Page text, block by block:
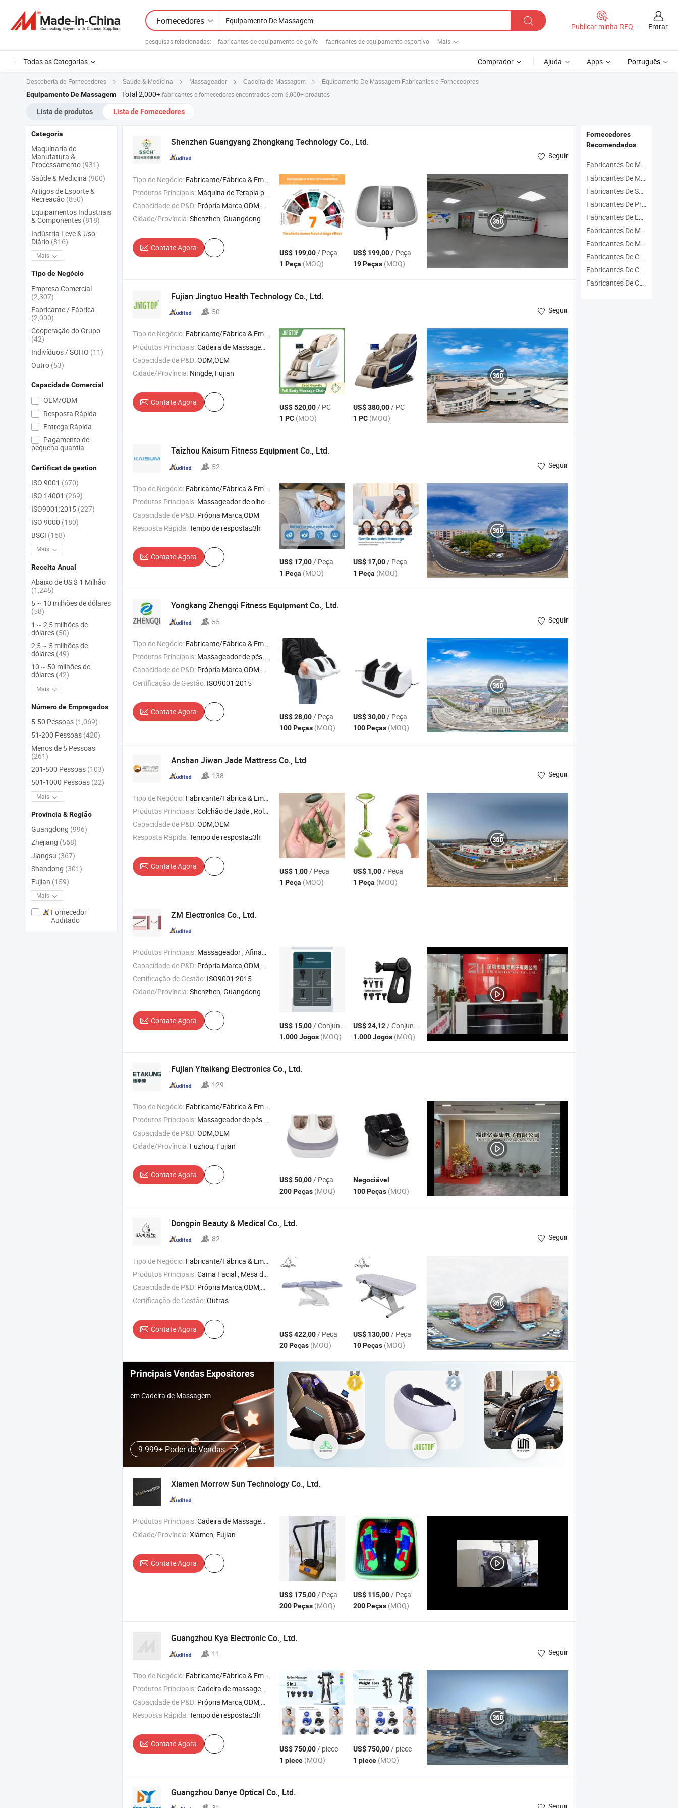
Fornecedores
pesquisas relacionadas: fabricantes de equipamento de golfe fabricantes de equipamento esportivo Mais
Publicar minha RFQ Entrar
Todas as Categorias Comprador Ajuda Apps Português
Descoberta de Fornecedores Saúde & Medicina Massageador Cadeira de Massagem Equipamento De Massagem Fabricantes e Fornecedores
Equipamento De Massagem Total 2,000+fabricantes e fornecedores encontrados com 6,000+ produtos
Lista de produtos Lista de Fornecedores
Shenzhen Guangyang Zhongkang Technology Co., Ltd.
Seguir
Tipo de Negócio: Fabricante/Fábrica & Empresa Comercial
Produtos Principais: Máquina de Terapia por Ultrassom , Capacete de Fotobiomodulação Cerebral , Cama de Terapia com Luz Vermelha , Relógio de Terapia a Laser , Painel de Terapia com Luz Vermelha
Capacidade de P&D: Própria Marca,ODM,OEM
Cidade/Província:Shenzhen, Guangdong
Contate Agora
US$ 199,00/ Peça
1 Peça (MOQ)
US$ 199,00/ Peça
19 Peças (MOQ)
Fujian Jingtuo Health Technology Co., Ltd.
50 Seguir
Tipo de Negócio: Fabricante/Fábrica & Empresa Comercial
Produtos Principais:Cadeira de Massagem , Cadeira de Balanço , Massageador de Pés , Xale de Amassamento , Massageador de Cabeça
Capacidade de P&D:ODM,OEM
Cidade/Província: Ningde, Fujian
Contate Agora
US$ 520,00/ PC
1 PC (MOQ)
US$ 380,00/ PC
1 PC (MOQ)
Taizhou Kaisum Fitness Equipment Co., Ltd.
52 Seguir
Tipo de Negócio: Fabricante/Fábrica & Empresa Comercial
Produtos Principais: Massageador de olhos , massageador de cabeça , massageador de pescoço
Capacidade de P&D: Própria Marca,ODM
Resposta Rápida:Tempo de resposta≤3h
Contate Agora
US$ 17,00/ Peça
1 Peça (MOQ)
US$ 17,00/ Peça
1 Peça (MOQ)
Yongkang Zhengqi Fitness Equipment Co., Ltd.
55 Seguir
Tipo de Negócio: Fabricante/Fábrica & Empresa Comercial
Produtos Principais: Massageador de pés , Massageador de pernas
Capacidade de P&D: Própria Marca,ODM,OEM
Certificação de Gestão: ISO9001:2015
Contate Agora
US$ 28,00/ Peça
100 Peças (MOQ)
US$ 30,00/ Peça
100 Peças (MOQ)
Anshan Jiwan Jade Mattress Co., Ltd
138 Seguir
Tipo de Negócio: Fabricante/Fábrica & Empresa Comercial
Produtos Principais:Colchão de Jade , Rolo de Jade , Rolo Facial , Tapete de Jade
Capacidade de P&D:ODM,OEM
Resposta Rápida:Tempo de resposta≤3h
Contate Agora
US$ 1,00/ Peça
1 Peça (MOQ)
US$ 1,00/ Peça
1 Peça (MOQ)
ZM Electronics Co., Ltd.
Produtos Principais: Massageador , Afinador de Guitarra e Baixo , Arma de Jogo em Realidade Aumentada
Capacidade de P&D: Própria Marca,ODM,OEM
Certificação de Gestão: ISO9001:2015
Cidade/Província:Shenzhen, Guangdong
Contate Agora
US$ 15,00/ Conjunto
1.000 Jogos (MOQ)
US$ 24,12/ Conjunto
1.000 Jogos (MOQ)
Fujian Yitaikang Electronics Co., Ltd.
129
Tipo de Negócio: Fabricante/Fábrica & Empresa Comercial
Produtos Principais: Massageador de pés , Massageador de joelhos , Massageador de pernas e pés
Capacidade de P&D:ODM,OEM
Cidade/Província: Fuzhou, Fujian
Contate Agora
US$ 50,00/ Peça
200 Peças (MOQ)
Negociável
100 Peças (MOQ)
Dongpin Beauty & Medical Co., Ltd.
82 Seguir
Tipo de Negócio: Fabricante/Fábrica & Empresa Comercial
Produtos Principais:Cama Facial , Mesa de Massagem , Mesa de Manicure
Capacidade de P&D: Própria Marca,ODM,OEM
Certificação de Gestão:Outras
Contate Agora
US$ 422,00/ Peça
20 Peças (MOQ)
US$ 130,00/ Peça
10 Peças (MOQ)
Principais Vendas Expositores
em Cadeira de Massagem
9.999+ Poder de Vendas
Xiamen Morrow Sun Technology Co., Ltd.
Produtos Principais:Cadeira de Massagem , Almofada de Massagem , Cushion de Massagem , Massageador de Ombros , Adesivo de Massagem
Cidade/Província:Xiamen, Fujian
Contate Agora
US$ 175,00/ Peça
200 Peças (MOQ)
US$ 115,00/ Peça
200 Peças (MOQ)
Guangzhou Kya Electronic Co., Ltd.
11 Seguir
Tipo de Negócio: Fabricante/Fábrica & Empresa Comercial
Produtos Principais:Cadeira de massagem para os pés , cama de xampu , cabine de spa , análise e cuidado do couro cabeludo , PEMF
Capacidade de P&D: Própria Marca,ODM,OEM
Resposta Rápida:Tempo de resposta≤3h
Contate Agora
US$ 750,00/ piece
1 piece (MOQ)
US$ 750,00/ piece
1 piece (MOQ)
Guangzhou Danye Optical Co., Ltd.
Categoria
Maquinaria de
Manufatura &
Processamento (931)
Saúde & Medicina (900)
Artigos de Esporte &
Recreação (850)
Equipamentos Industriais
& Componentes (818)
Indústria Leve & Uso
Diário (816)
Mais
Tipo de Negócio
Empresa Comercial
(2,307)
Fabricante / Fábrica
(2,000)
Cooperação do Grupo
(42)
Indivíduos / SOHO (11)
Outro (53)
Capacidade Comercial
OEM/ODM
Resposta Rápida
Entrega Rápida
Pagamento de
pequena quantia
Certificat de gestion
ISO 9001 (670)
ISO 14001 (269)
ISO9001:2015 (227)
ISO 9000 (180)
BSCI (168)
Mais
Receita Anual
Abaixo de US $ 1 Milhão
(1,245)
5 ~ 10 milhões de dólares
(58)
1 ~ 2,5 milhões de
dólares (50)
2,5 ~ 5 milhões de
dólares (49)
10 ~ 50 milhões de
dólares (42)
Mais
Número de Empregados
5-50 Pessoas (1,069)
51-200 Pessoas (420)
Menos de 5 Pessoas
(261)
201-500 Pessoas (103)
501-1000 Pessoas (22)
Mais
Província & Região
Guangdong (996)
Zhejiang (568)
Jiangsu (367)
Shandong (301)
Fujian (159)
Mais
Fornecedor
Auditado
Fornecedores
Recomendados
Fabricantes De Móveis Para Massagem
Fabricantes De Mesa De Massagem
Fabricantes De Sofá De Massagem
Fabricantes De Produtos De Saúde
Fabricantes De Equipamento De Saúde
Fabricantes De Massageador Corporal
Fabricantes De Máquina De Perda De Peso
Fabricantes De Cadeira De Massagem De Luxo
Fabricantes De Cadeira Elétrica
Fabricantes De Cadeira De Massagem Recliner